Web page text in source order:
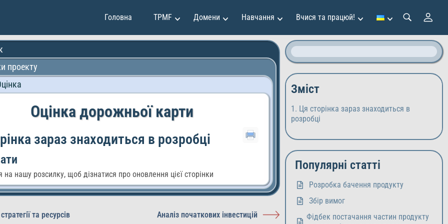
Головна TPMF Домени Навчання
та продажі
та інвестиції
проектами
та дизайн
особистості
Клавдія Мартінес
Мірко Вучкович
Олександр Іванов
Вчися та працюй!
проекту
Оцінка дорожньої карти
зараз знаходиться в розробці
на нашу розсилку, щоб дізнатися про оновлення цієї сторінки
та ресурсів Аналіз початкових інвестицій
Зміст
Ця сторінка зараз знаходиться в
розробці
Популярні статті
Розробка бачення продукту
Збір вимог
Фідбек постачання частин продукту